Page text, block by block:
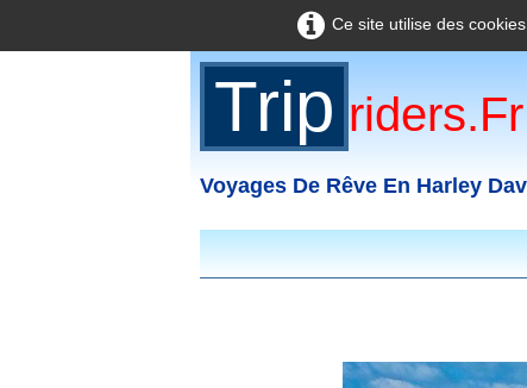
Ce site utilise des
Trip Riders.fr
Voyages De Rêve En Harley